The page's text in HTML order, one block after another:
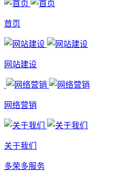
首页
网站建设
网络营销
关于我们
多荣多服务